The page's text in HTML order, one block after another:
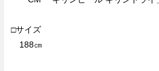
□サイズ
188㎝